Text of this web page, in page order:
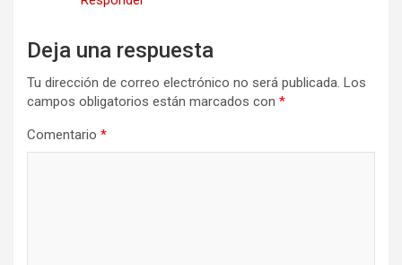
Deja una respuesta
Tu dirección de correo electrónico no será publicada. Los
campos obligatorios están marcados con *
Comentario *